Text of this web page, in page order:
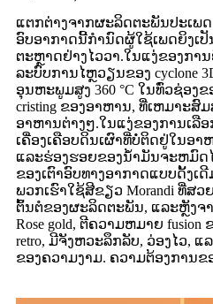
ແຕກຕ່າງຈາກຜະລິດຕະພັນປະເພ
ອົບອາກາດນີ້ກໍານົດຜູ້ໃຊ້ເພດຍິງເ
ຕະຫຼາດຢ່າງໄວວາ.ໃນແງ່ຂອງກາ
ລະບົບການໄຫຼວຽນຂອງ cyclone
ອຸນຫະພູມສູງ 360 °C ໃນທົ່ວຊ່ອງຂ
cristing ຂອງອາຫານ, ທີ່ເຫມາະສົ
ອາຫານຕ່າງໆ.ໃນແງ່ຂອງການເລື
ເຄື່ອງເຄືອບດິນເຜົາທີ່ບໍ່ຕິດຢູ່ໃນອາ
ແລະຮ່ອງຮອຍຂອງນ້ໍາມັນຈະຫມົດ
ຂອງເຕົາອົບທາງອາກາດແບບດັ້ງເ
ພວກເຮົາໃຊ້ສີຂຽວ Morandi ທີ່ສ
ຕົ້ນຕໍຂອງຜະລິດຕະພັນ, ແລະຫຼັງຈາ
Rose gold, ຕີຄວາມຫມາຍ
retro, ມີຈັງຫວະລຶກລັບ, ວ່ອງໄວ,
ຂອງຄວາມງາມ. ຄວາມຕ້ອງການຂ